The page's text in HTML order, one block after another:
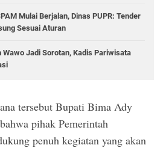
Mulai Berjalan, Dinas PUPR: Tender
Sesuai Aturan
Jadi Sorotan, Kadis Pariwisata
tersebut Bupati Bima Ady
pihak Pemerintah
penuh kegiatan yang akan